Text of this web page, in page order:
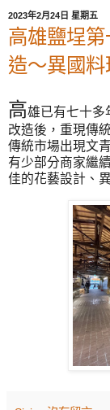
2023年2月24日 星期五
高雄鹽埕
造～異國料
高雄已有七十多
改造後，重現傳
傳統市場出現文
有少部分商家繼
佳的花藝設計、